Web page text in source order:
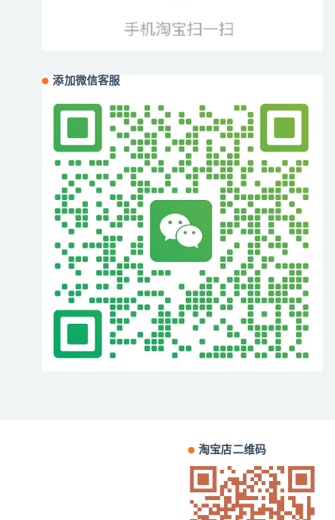
添加微信客服
淘宝店二维码